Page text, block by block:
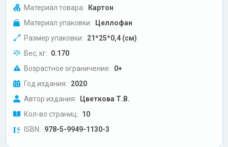
Материал товара: Картон
Материал упаковки: Целлофан
Размер упаковки: 21*25*0,4 (см)
Вес, кг: 0.170
Возрастное ограничение: 0+
Год издания: 2020
Автор издания: Цветкова Т.В.
Кол-во страниц: 10
ISBN: 978-5-9949-1130-3